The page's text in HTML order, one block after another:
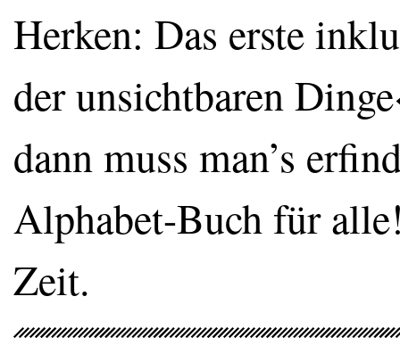
Herken: Das erste
der unsichtbaren
dann muss man’s
Alphabet-Buch für
Zeit.